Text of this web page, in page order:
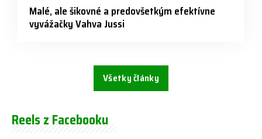
Malé, ale šikovné a predovšetkým efektívne
vyvážačky Vahva Jussi
Všetky články
Reels z Facebooku